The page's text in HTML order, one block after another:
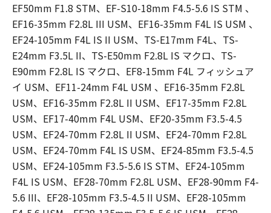
EF50mm F1.8 STM、EF-S10-18mm F4.5-5.6 IS STM 、
EF16-35mm F2.8L III USM、EF16-35mm F4L IS USM 、
EF24-105mm F4L IS II USM、TS-E17mm F4L、TS-
E24mm F3.5L II、TS-E50mm F2.8L IS マクロ、TS-
E90mm F2.8L IS マクロ、EF8-15mm F4L フィッシュア
イ USM、EF11-24mm F4L USM 、EF16-35mm F2.8L
USM、EF16-35mm F2.8L II USM、EF17-35mm F2.8L
USM、EF17-40mm F4L USM、EF20-35mm F3.5-4.5
USM、EF24-70mm F2.8L II USM、EF24-70mm F2.8L
USM、EF24-70mm F4L IS USM、EF24-85mm F3.5-4.5
USM、EF24-105mm F3.5-5.6 IS STM、EF24-105mm
F4L IS USM、EF28-70mm F2.8L USM、EF28-90mm F4-
5.6 III、EF28-105mm F3.5-4.5 II USM、EF28-105mm